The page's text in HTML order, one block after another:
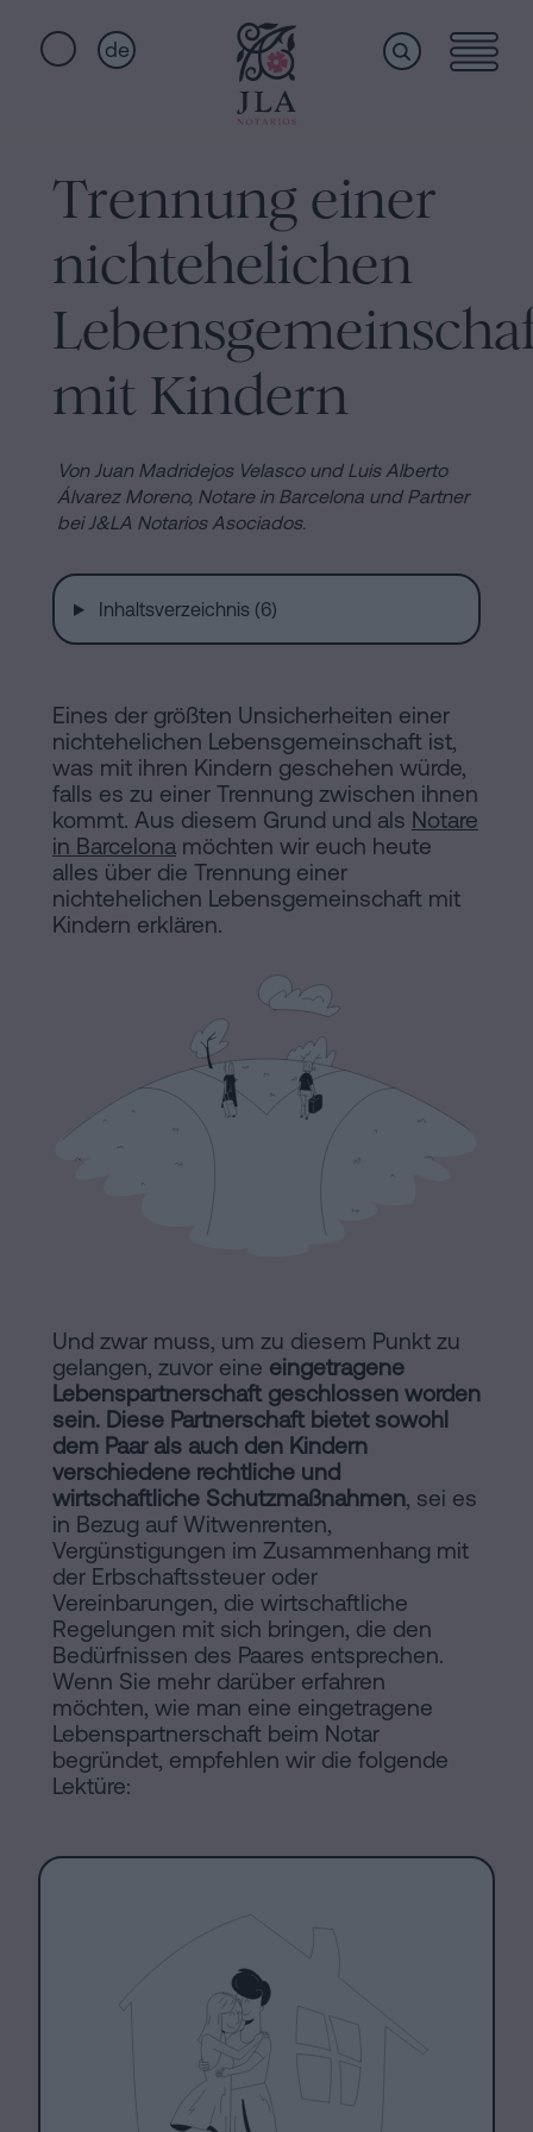
de
Dienstleistungen
Wer
wir
sind
Installationen
Online-
Notariat
Blog
Kontaktieren
Cookie-
notarielle
Links
von
Interesse
Redaktioneller
Inhaltsprozess
Personalizar
cookies
Folgen
uns
Staatsbürgerschaftseid
Notariat
für
Erbschaften
in
Kaufvertrag
Barcelona
Hypotheken
Barcelona
Online-
Notariat
Handels-
und
Gesellschaftsrecht
Schritten
abwickeln
Kann
unterschreiben?
Kontaktieren
Trennung einer
nichtehelichen
mit Kindern
Von Juan Madridejos Velasco und Luis Alberto
Álvarez Moreno, Notare in Barcelona und Partner
bei J&LA Notarios Asociados.
Inhaltsverzeichnis (6)
Eines der größten Unsicherheiten einer
nichtehelichen Lebensgemeinschaft ist,
was mit ihren Kindern geschehen würde,
falls es zu einer Trennung zwischen ihnen
kommt. Aus diesem Grund und als Notare
in Barcelona möchten wir euch heute
alles über die Trennung einer
nichtehelichen Lebensgemeinschaft mit
Kindern erklären.
Und zwar muss, um zu diesem Punkt zu
gelangen, zuvor eine eingetragene
Lebenspartnerschaft geschlossen worden
sein. Diese Partnerschaft bietet sowohl
dem Paar als auch den Kindern
verschiedene rechtliche und
wirtschaftliche Schutzmaßnahmen, sei es
in Bezug auf Witwenrenten,
Vergünstigungen im Zusammenhang mit
der Erbschaftssteuer oder
Vereinbarungen, die wirtschaftliche
Regelungen mit sich bringen, die den
Bedürfnissen des Paares entsprechen.
Wenn Sie mehr darüber erfahren
möchten, wie man eine eingetragene
Lebenspartnerschaft beim Notar
begründet, empfehlen wir die folgende
Lektüre: